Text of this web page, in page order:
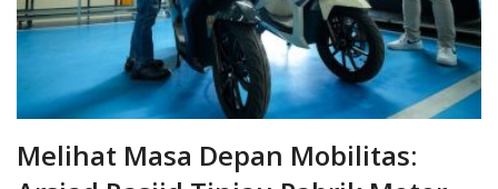
Melihat Masa Depan Mobilitas: